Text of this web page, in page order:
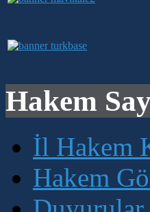
Hakem
İl Hakem
Hakem